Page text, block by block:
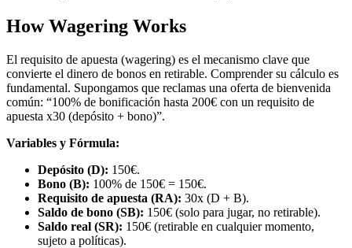
How Wagering Works
El requisito de apuesta (wagering) es el mecanismo clave que
convierte el dinero de bonos en retirable. Comprender su cálculo es
fundamental. Supongamos que reclamas una oferta de bienvenida
común: “100% de bonificación hasta 200€ con un requisito de
apuesta x30 (depósito + bono)”.
Variables y Fórmula:
Depósito (D): 150€.
Bono (B): 100% de 150€ = 150€.
Requisito de apuesta (RA): 30x (D + B).
Saldo de bono (SB): 150€ (solo para jugar, no retirable).
Saldo real (SR): 150€ (retirable en cualquier momento,
sujeto a políticas).